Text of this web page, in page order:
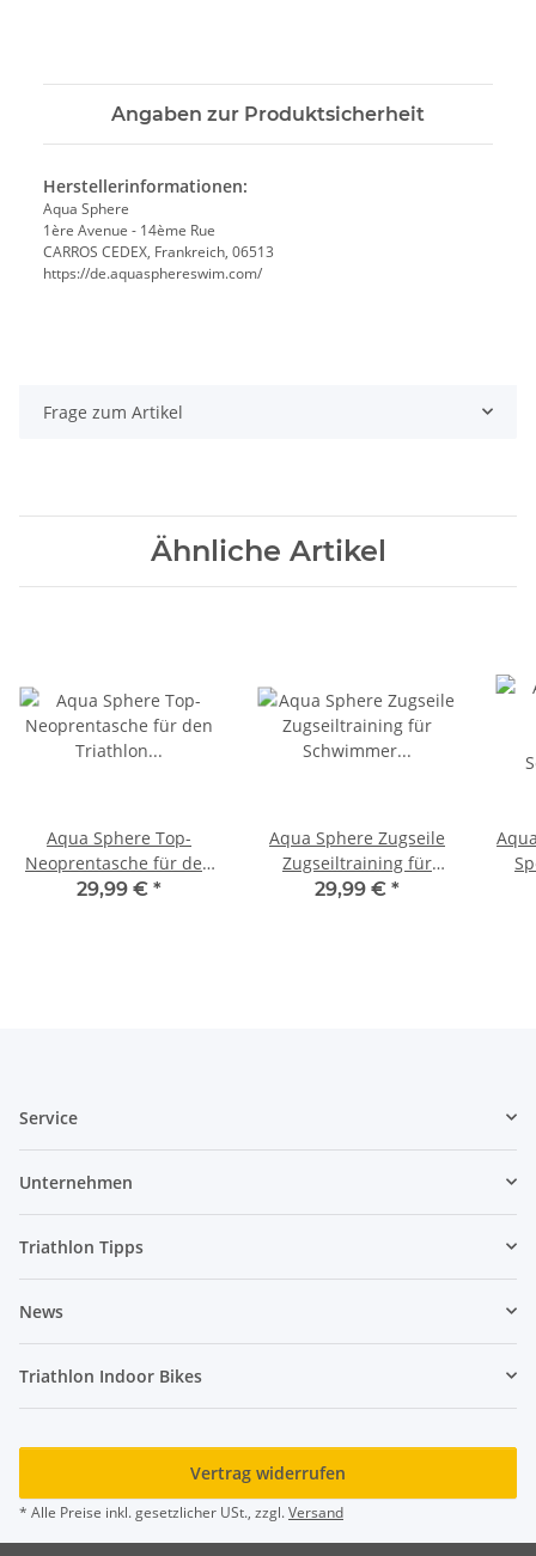
Angaben zur Produktsicherheit
Herstellerinformationen:
Aqua Sphere
1ère Avenue - 14ème Rue
CARROS CEDEX, Frankreich, 06513
https://de.aquasphereswim.com/
Frage zum Artikel
Ähnliche Artikel
Aqua Sphere Top-
Neoprentasche für den
Triathlon Neoprenanzug
29,99 € *
Aqua Sphere Zugseile
Zugseiltraining für
Schwimmer und
29,99 € *
Service
Unternehmen
Triathlon Tipps
News
Triathlon Indoor Bikes
Vertrag widerrufen
* Alle Preise inkl. gesetzlicher USt., zzgl.Versand